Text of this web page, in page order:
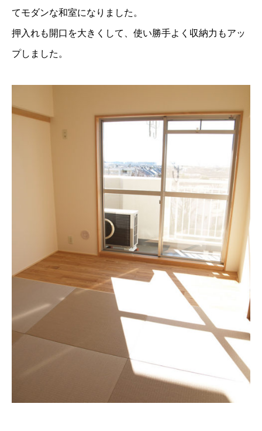
てモダンな和室になりました。
押入れも開口を大きくして、使い勝手よく収納力もアッ
プしました。